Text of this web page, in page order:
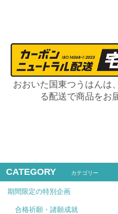
おおいた国東つうはんは
る配送で商品をお
CATEGORY カテゴリー
期間限定の特別企画
合格祈願・諸願成就